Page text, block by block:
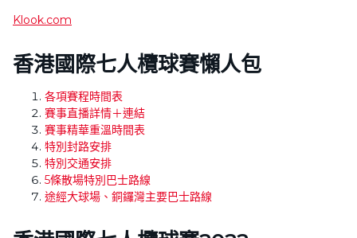
Klook.com
香港國際七人欖球賽懶人包
各項賽程時間表
賽事直播詳情＋連結
賽事精華重溫時間表
特別封路安排
特別交通安排
5條散場特別巴士路線
途經大球場、銅鑼灣主要巴士路線